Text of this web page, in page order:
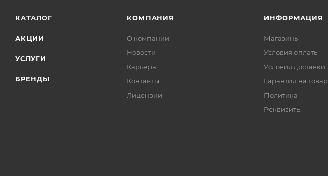
КАТАЛОГ
АКЦИИ
УСЛУГИ
БРЕНДЫ
КОМПАНИЯ
О компании
Новости
Карьера
Контакты
Лицензии
ИНФОРМАЦИЯ
Магазины
Условия оплаты
Условия доставки
Гарантия на товар
Политика
Реквизиты